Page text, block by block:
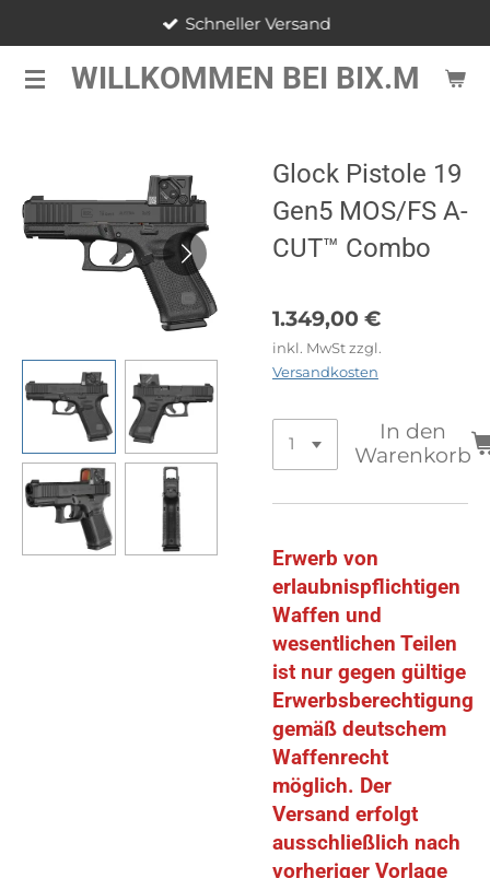
springenWILLKOMMEN BEI BIX.M
Schneller Versand
Glock Pistole 19
Gen5 MOS/FS A-
CUT™ Combo
1.349,00 €
inkl. MwSt zzgl.
Versandkosten
In den
Warenkorb
Erwerb von
erlaubnispflichtigen
Waffen und
wesentlichen Teilen
ist nur gegen gültige
Erwerbsberechtigung
gemäß deutschem
Waffenrecht
möglich. Der
Versand erfolgt
ausschließlich nach
vorheriger Vorlage